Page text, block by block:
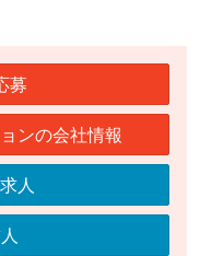
募
ンの会社情報
人